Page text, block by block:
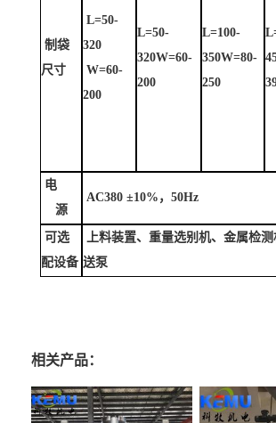
制袋
尺寸
L=50-
320
W=60-
200
L=50-
320W=60-
200
L=100-
350W=80-
250
电
源
AC380 ±10%，50Hz
可选
配设备
上料装置、重量选别机、金属检
送泵
相关产品：